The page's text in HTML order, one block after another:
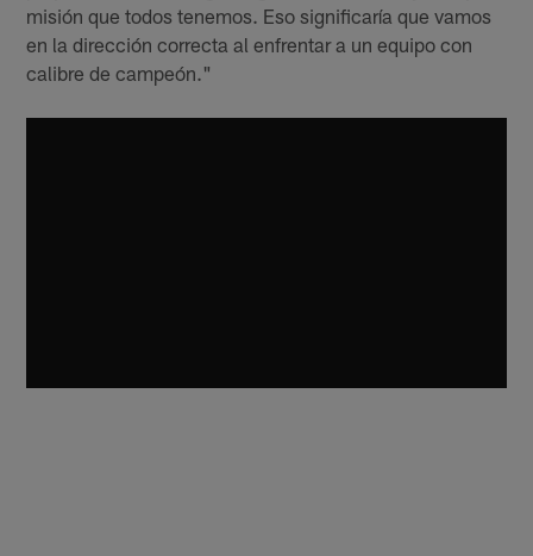
misión que todos tenemos. Eso significaría que vamos
en la dirección correcta al enfrentar a un equipo con
calibre de campeón."